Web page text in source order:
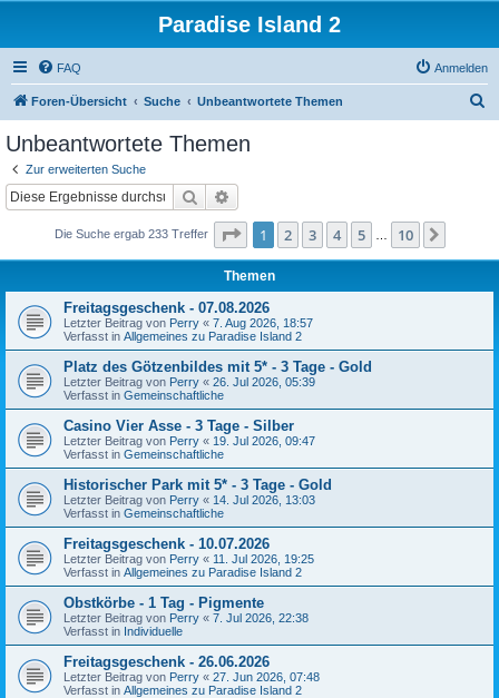
Paradise Island 2
FAQ Anmelden
Foren-Übersicht Suche Unbeantwortete Themen
Unbeantwortete Themen
Zur erweiterten Suche
Suche
Die Suche ergab 233 Treffer Seite 1von 10
1 2 3 4 5 10
Themen
Freitagsgeschenk - 07.08.2026
Letzter Beitrag von Perry « 7. Aug 2026, 18:57
Verfasst in Allgemeines zu Paradise Island 2
Platz des Götzenbildes mit 5* - 3 Tage - Gold
Letzter Beitrag von Perry « 26. Jul 2026, 05:39
Verfasst in Gemeinschaftliche
Casino Vier Asse - 3 Tage - Silber
Letzter Beitrag von Perry « 19. Jul 2026, 09:47
Verfasst in Gemeinschaftliche
Historischer Park mit 5* - 3 Tage - Gold
Letzter Beitrag von Perry « 14. Jul 2026, 13:03
Verfasst in Gemeinschaftliche
Freitagsgeschenk - 10.07.2026
Letzter Beitrag von Perry « 11. Jul 2026, 19:25
Verfasst in Allgemeines zu Paradise Island 2
Obstkörbe - 1 Tag - Pigmente
Letzter Beitrag von Perry « 7. Jul 2026, 22:38
Verfasst in Individuelle
Freitagsgeschenk - 26.06.2026
Letzter Beitrag von Perry « 27. Jun 2026, 07:48
Verfasst in Allgemeines zu Paradise Island 2